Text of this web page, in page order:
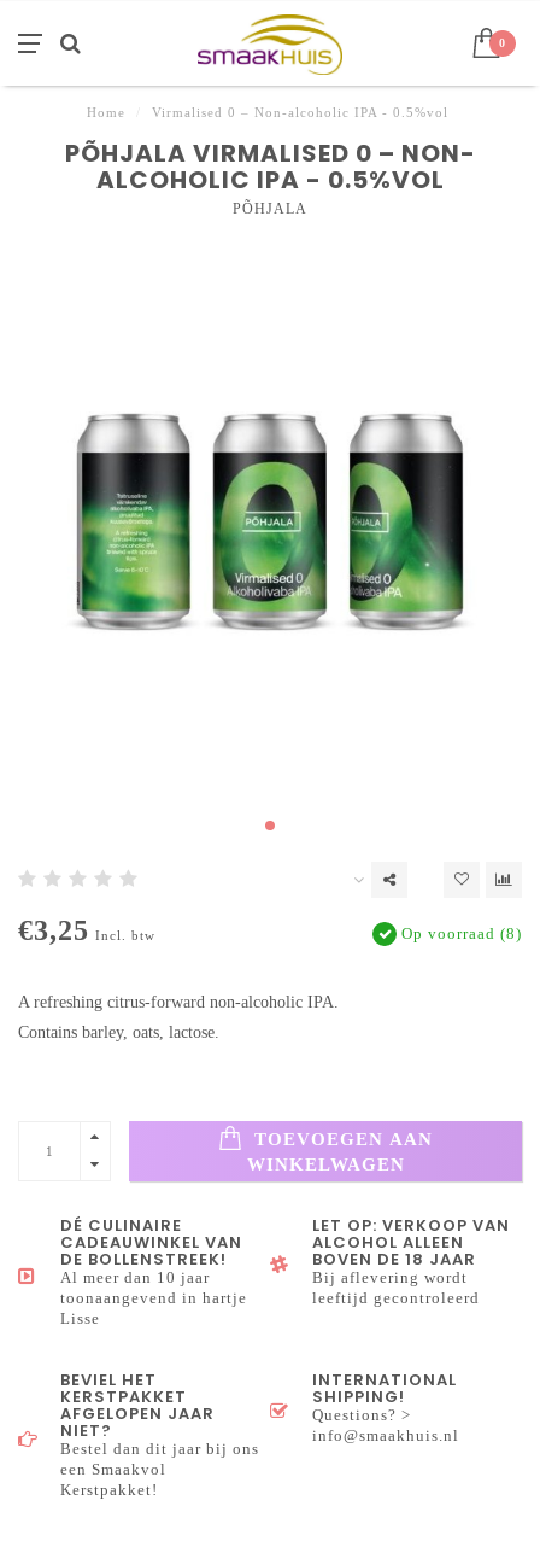
0
Home Virmalised 0 – Non-alcoholic IPA - 0.5%vol
PÕHJALA VIRMALISED 0 – NON-
ALCOHOLIC IPA - 0.5%VOL
PÕHJALA
€3,25 Incl. btw Op voorraad (8)
A refreshing citrus-forward non-alcoholic IPA.
Contains barley, oats, lactose.
TOEVOEGEN AAN
WINKELWAGEN
DÉ CULINAIRE
CADEAUWINKEL VAN
DE BOLLENSTREEK!
Al meer dan 10 jaar
toonaangevend in hartje
Lisse
LET OP: VERKOOP VAN
ALCOHOL ALLEEN
BOVEN DE 18 JAAR
Bij aflevering wordt
leeftijd gecontroleerd
BEVIEL HET
KERSTPAKKET
AFGELOPEN JAAR
NIET?
Bestel dan dit jaar bij ons
een Smaakvol
Kerstpakket!
INTERNATIONAL
SHIPPING!
Questions? >
info@smaakhuis.nl